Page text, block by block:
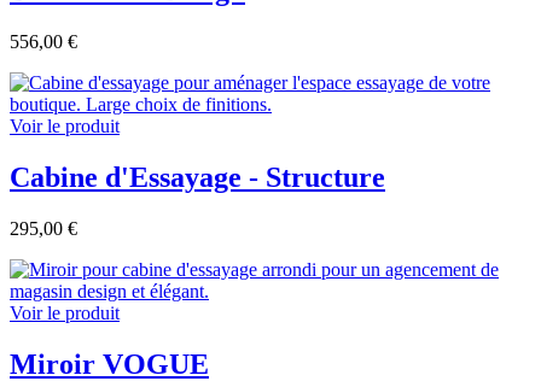
556,00 €
Voir le produit
Cabine d'Essayage - Structure
295,00 €
Voir le produit
Miroir VOGUE